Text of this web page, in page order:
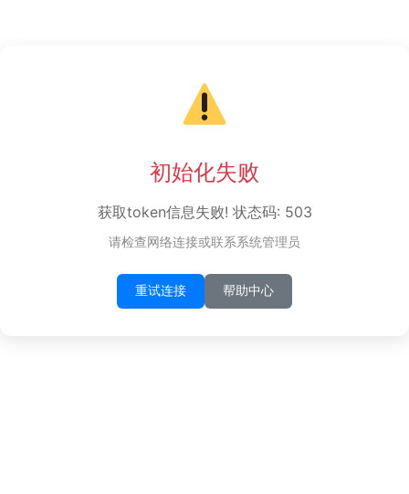
初始化失败
获取token信息失败! 状态码: 503
请检查网络连接或联系系统管理员
重试连接 帮助中心